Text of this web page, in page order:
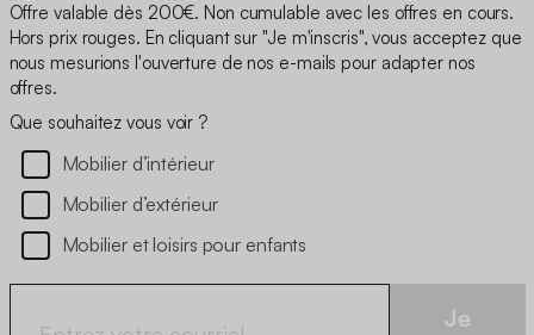
Offre valable dès 200€. Non cumulable avec les offres en cours.
Hors prix rouges. En cliquant sur "Je m'inscris", vous acceptez que
nous mesurions l'ouverture de nos e-mails pour adapter nos
offres.
Que souhaitez vous voir ?
Mobilier d’intérieur
Mobilier d’extérieur
Mobilier et loisirs pour enfants
Je